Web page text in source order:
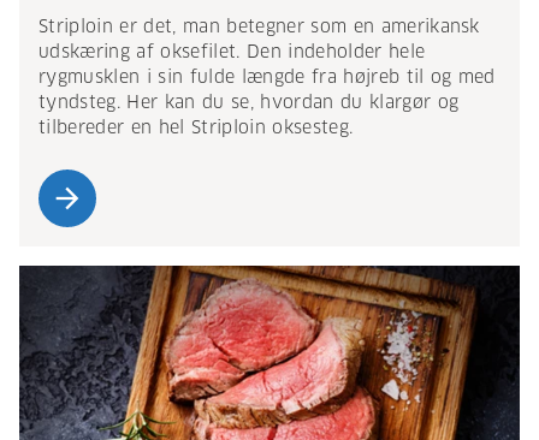
Striploin er det, man betegner som en amerikansk
udskæring af oksefilet. Den indeholder hele
rygmusklen i sin fulde længde fra højreb til og med
tyndsteg. Her kan du se, hvordan du klargør og
tilbereder en hel Striploin oksesteg.
arrow_forward